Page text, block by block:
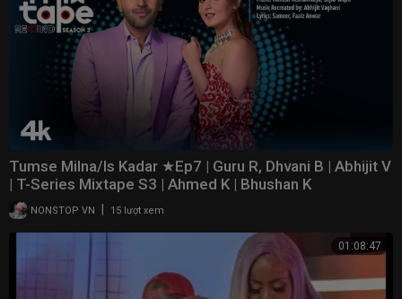
Tumse Milna/Is Kadar ★Ep7 | Guru R, Dhvani B | Abhijit V
| T-Series Mixtape S3 | Ahmed K | Bhushan K
NONSTOP VN 15 lượt xem
01:08:47